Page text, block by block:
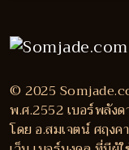
© 2025
พ.ศ.2552 เบอร์พลังด
โดย อ.สมเจตน์ ศฤงค